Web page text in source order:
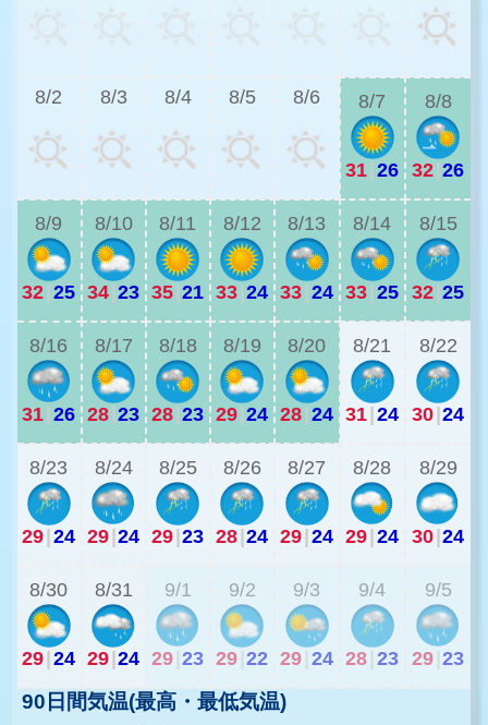
8/2 8/3 8/4 8/5 8/6 8/7
31|26
8/8
32|26
8/9
32|25
8/10
34|23
8/11
35|21
8/12
33|24
8/13
33|24
8/14
33|25
8/15
32|25
8/16
31|26
8/17
28|23
8/18
28|23
8/19
29|24
8/20
28|24
8/21
31|24
8/22
30|24
8/23
29|24
8/24
29|24
8/25
29|23
8/26
28|24
8/27
29|24
8/28
29|24
8/29
30|24
8/30
29|24
8/31
29|24
9/1
29 23
9/2
29 22
9/3
29 24
9/4
28 23
9/5
29 23
90日間気温(最高・最低気温)